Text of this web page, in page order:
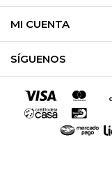
MI CUENTA
SÍGUENOS